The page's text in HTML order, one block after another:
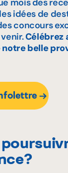
mois des
idées de
concours
Célébrez
belle